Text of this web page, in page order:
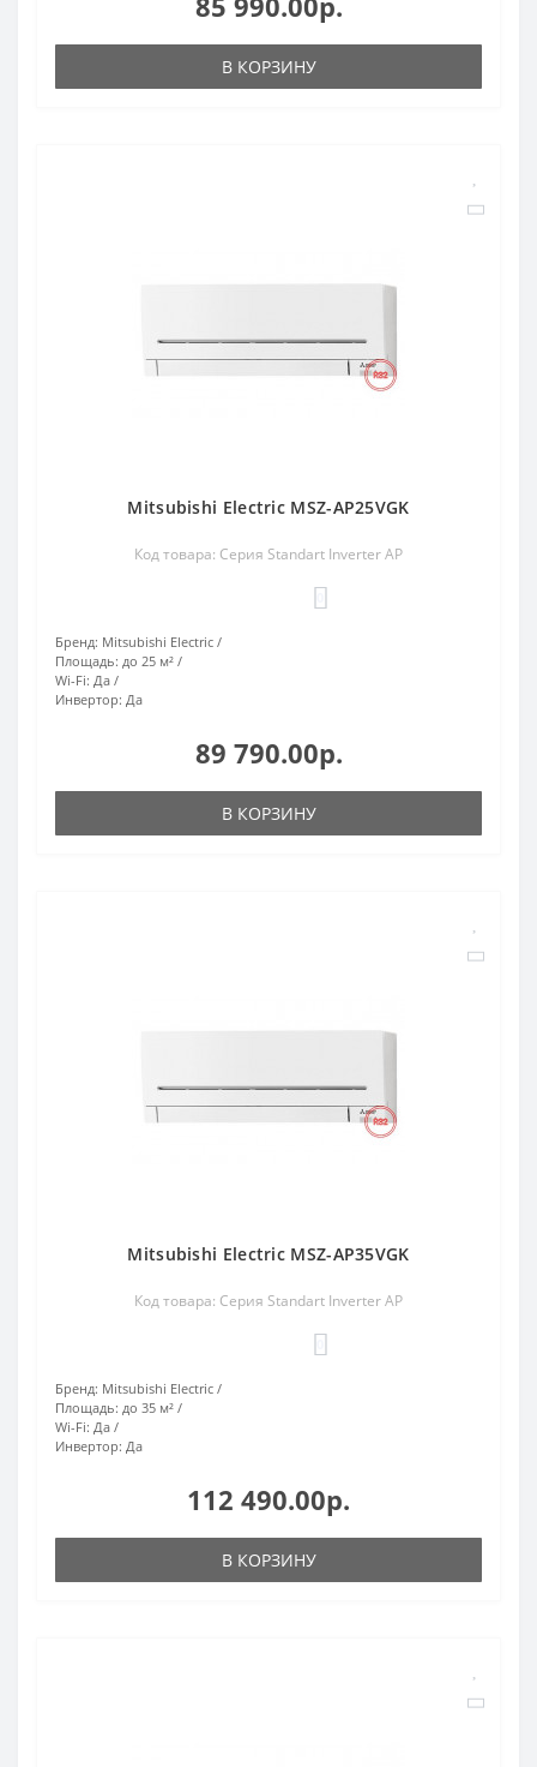
В КОРЗИНУ
Mitsubishi Electric MSZ-AP25VGK
Код товара: Серия Standart Inverter AP
Бренд: Mitsubishi Electric
Площадь: до 25 м²
Wi-Fi: Да
Инвертор: Да
89 790.00р.
В КОРЗИНУ
Mitsubishi Electric MSZ-AP35VGK
Код товара: Серия Standart Inverter AP
Бренд: Mitsubishi Electric
Площадь: до 35 м²
Wi-Fi: Да
Инвертор: Да
112 490.00р.
В КОРЗИНУ